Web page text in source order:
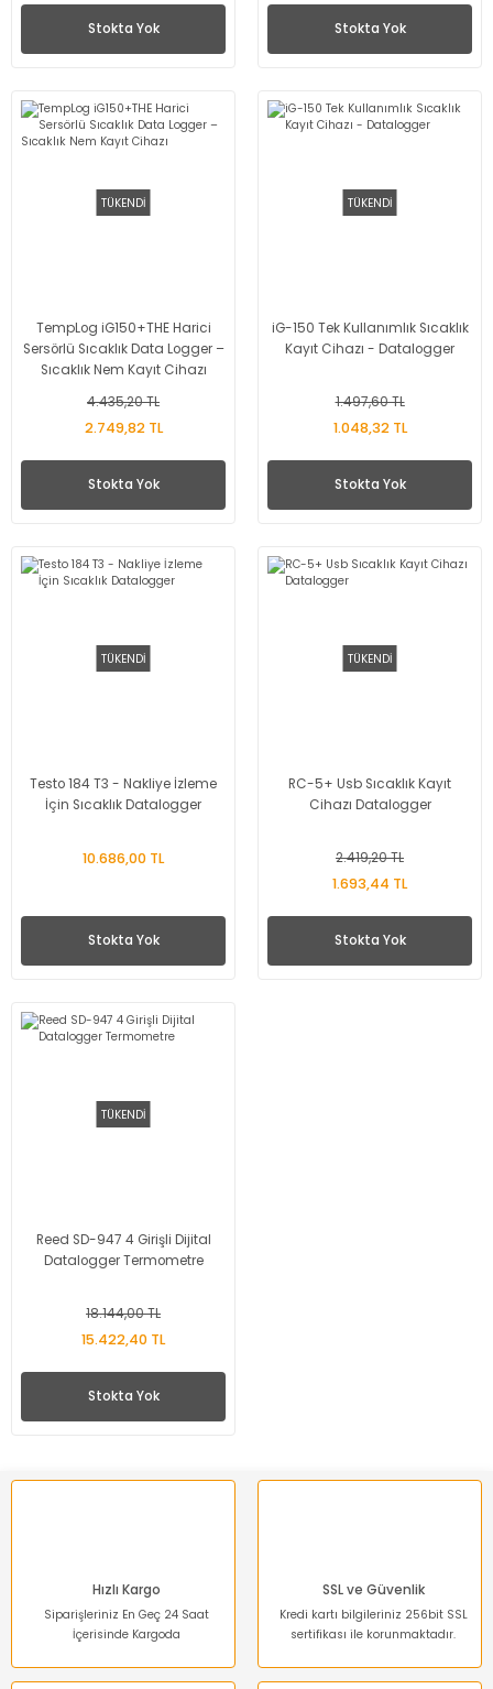
Stokta Yok Stokta Yok
TÜKENDİ
TempLog iG150+THE Harici
Sersörlü Sıcaklık Data Logger –
Sıcaklık Nem Kayıt Cihazı
4.435,20 TL
2.749,82 TL
Stokta Yok
TÜKENDİ
iG-150 Tek Kullanımlık Sıcaklık
Kayıt Cihazı - Datalogger
1.497,60 TL
1.048,32 TL
Stokta Yok
TÜKENDİ
Testo 184 T3 - Nakliye İzleme
İçin Sıcaklık Datalogger
10.686,00 TL
Stokta Yok
TÜKENDİ
RC-5+ Usb Sıcaklık Kayıt
Cihazı Datalogger
2.419,20 TL
1.693,44 TL
Stokta Yok
TÜKENDİ
Reed SD-947 4 Girişli Dijital
Datalogger Termometre
18.144,00 TL
15.422,40 TL
Stokta Yok
Hızlı Kargo
Siparişleriniz En Geç 24 Saat
İçerisinde Kargoda
SSL ve Güvenlik
Kredi kartı bilgileriniz 256bit SSL
sertifikası ile korunmaktadır.